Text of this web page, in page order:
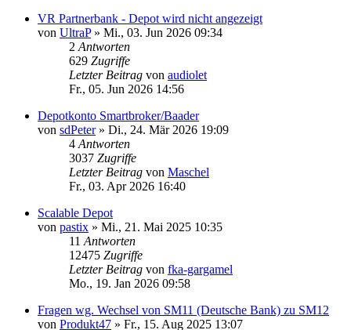
VR Partnerbank - Depot wird nicht angezeigt
von UltraP» Mi., 03. Jun 2026 09:34
2 Antworten
629 Zugriffe
Letzter Beitrag von audiolet
Fr., 05. Jun 2026 14:56
Depotkonto Smartbroker/Baader
von sdPeter» Di., 24. Mär 2026 19:09
4 Antworten
3037 Zugriffe
Letzter Beitrag von Maschel
Fr., 03. Apr 2026 16:40
Scalable Depot
von pastix » Mi., 21. Mai 2025 10:35
11 Antworten
12475 Zugriffe
Letzter Beitrag von fka-gargamel
Mo., 19. Jan 2026 09:58
Fragen wg. Wechsel von SM11 (Deutsche Bank) zu SM12
von Produkt47 » Fr., 15. Aug 2025 13:07